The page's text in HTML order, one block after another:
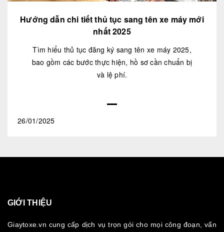
Hướng dẫn chi tiết thủ tục sang tên xe máy mới
nhất 2025
Tìm hiểu thủ tục đăng ký sang tên xe máy 2025,
bao gồm các bước thực hiện, hồ sơ cần chuẩn bị
và lệ phí.
26/01/2025
GIỚI THIỆU
Giaytoxe.vn cung cấp dịch vụ trọn gói cho mọi công đoạn, vấn